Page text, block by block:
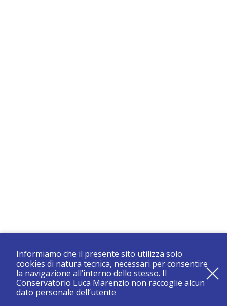
registrati e resta aggiornato su tutte le novità
Informiamo che il presente sito utilizza solo
cookies di natura tecnica, necessari per consentire
la navigazione all’interno dello stesso. Il
Conservatorio Luca Marenzio non raccoglie alcun
dato personale dell’utente